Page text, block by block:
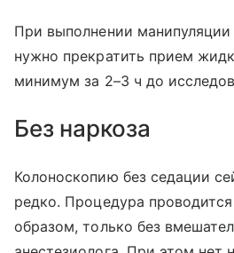
При выполнении
нужно прекратить прием
минимум за 2–3 ч до
Без наркоза
Колоноскопию без седации
редко. Процедура
образом, только без